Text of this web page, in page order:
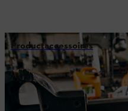
Productaccessoires